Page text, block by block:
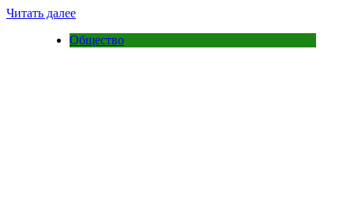
Читать далее
Общество